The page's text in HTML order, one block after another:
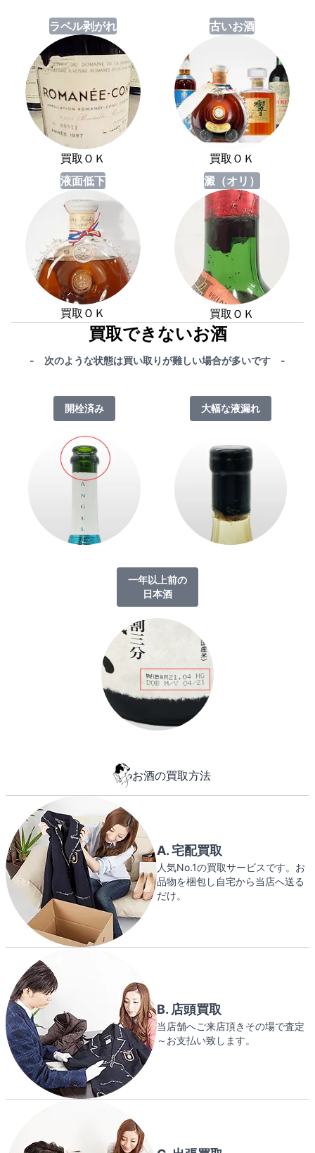
ラベル剥がれ
買取ＯＫ
古いお酒
買取ＯＫ
液面低下
買取ＯＫ
澱（オリ）
買取ＯＫ
買取できないお酒
- 次のような状態は買い取りが難しい場合が多いです -
開栓済み 大幅な液漏れ
一年以上前の
日本酒
お酒の買取方法
A. 宅配買取
人気No.1の買取サービスです。お
品物を梱包し自宅から当店へ送る
だけ。
B. 店頭買取
当店舗へご来店頂きその場で査定
～お支払い致します。